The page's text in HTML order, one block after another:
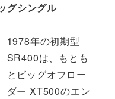
グシングル
1978年の初期型
SR400は、もとも
とビッグオフロー
ダー XT500のエン